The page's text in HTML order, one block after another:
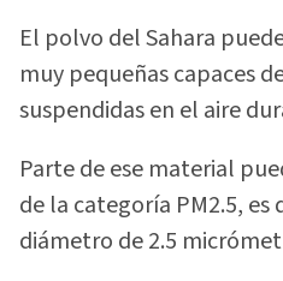
El polvo del Sahara
muy pequeñas capaces
suspendidas en el aire
Parte de ese material
de la categoría PM2.5,
diámetro de 2.5